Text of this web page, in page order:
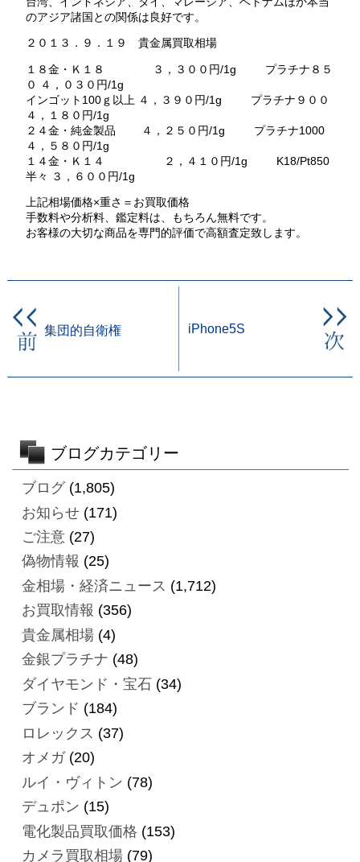
のアジア諸国との関係は良好です。
２０１３．９．１９ 貴金属買取相場
１８金・Ｋ１８ ３，３００円/1g プラチナ８５
０ ４，０３０円/1g
インゴット100ｇ以上 ４，３９０円/1g プラチナ９００
４，１８０円/1g
２４金・純金製品 ４，２５０円/1g プラチナ1000
４，５８０円/1g
１４金・Ｋ１４ ２，４１０円/1g K18/Pt850
半々 ３，６００円/1g
上記相場価格×重さ＝お買取価格
手数料や分析料、鑑定料は、もちろん無料です。
お客様の大切な商品を専門的評価で高額査定致します。
集団的自衛権 iPhone5S
ブログカテゴリー
ブログ(1,805)
お知らせ(171)
ご注意(27)
偽物情報 (25)
金相場・経済ニュース (1,712)
お買取情報 (356)
貴金属相場(4)
金銀プラチナ (48)
ダイヤモンド・宝石(34)
ブランド (184)
ロレックス (37)
オメガ(20)
ルイ・ヴィトン (78)
デュポン (15)
電化製品買取価格 (153)
カメラ買取相場(79)